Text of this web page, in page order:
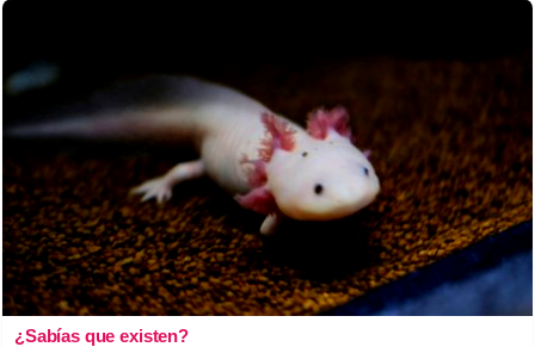
¿Sabías que existen?